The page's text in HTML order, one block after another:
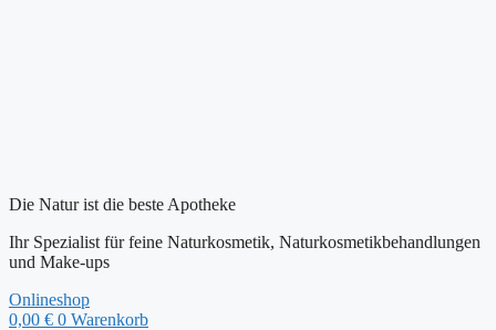
Die Natur ist die beste Apotheke
Ihr Spezialist für feine Naturkosmetik, Naturkosmetikbehandlungen
und Make-ups
Onlineshop
0,00 € 0 Warenkorb